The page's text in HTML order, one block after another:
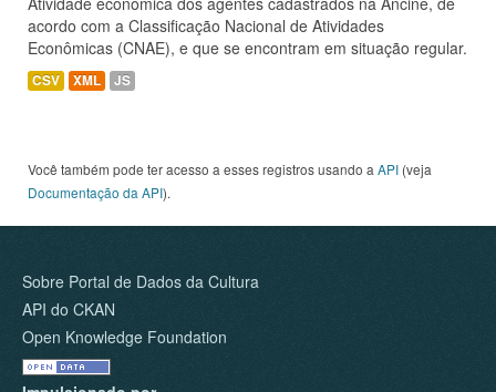
acordo com a Classificação Nacional de Atividades
Econômicas (CNAE), e que se encontram em situação regular.
CSV XML JS
Você também pode ter acesso a esses registros usando a API (veja
Documentação da API).
Sobre Portal de Dados da Cultura
API do CKAN
Open Knowledge Foundation